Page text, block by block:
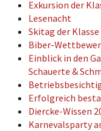
Exkursion der
Lesenacht
Skitag der
Biber-
Einblick in den
Schauerte &
Erfolgreich
Diercke-Wissen
Karnevalsparty